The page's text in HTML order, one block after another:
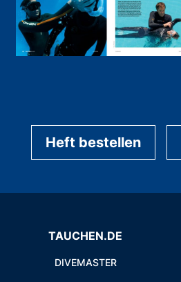
Heft bestellen
TAUCHEN.DE
DIVEMASTER